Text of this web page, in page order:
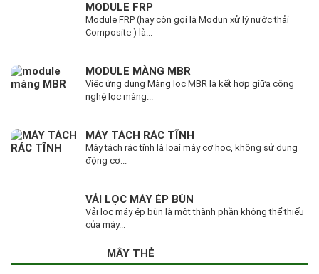
MODULE FRP
Module FRP (hay còn gọi là Modun xử lý nước thải
Composite ) là...
MODULE MÀNG MBR
Việc ứng dụng Màng lọc MBR là kết hợp giữa công
nghệ lọc màng...
MÁY TÁCH RÁC TĨNH
Máy tách rác tĩnh là loại máy cơ học, không sử dụng
động cơ...
VẢI LỌC MÁY ÉP BÙN
Vải lọc máy ép bùn là một thành phần không thể thiếu
của máy...
MÂY THẺ